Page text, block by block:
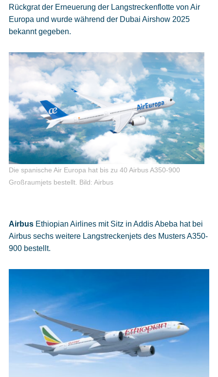
Rückgrat der Erneuerung der Langstreckenflotte von Air
Europa und wurde während der Dubai Airshow 2025
bekannt gegeben.
Die spanische Air Europa hat bis zu 40 Airbus A350-900
Großraumjets bestellt. Bild: Airbus
AirbusEthiopian Airlines mit Sitz in Addis Abeba hat bei
Airbus sechs weitere Langstreckenjets des Musters A350-
900 bestellt.